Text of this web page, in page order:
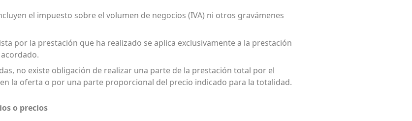
el impuesto sobre el volumen de negocios (IVA) ni otros gravámenes
por la prestación que ha realizado se aplica exclusivamente a la prestación
no existe obligación de realizar una parte de la prestación total por el
la oferta o por una parte proporcional del precio indicado para la totalidad.
o precios